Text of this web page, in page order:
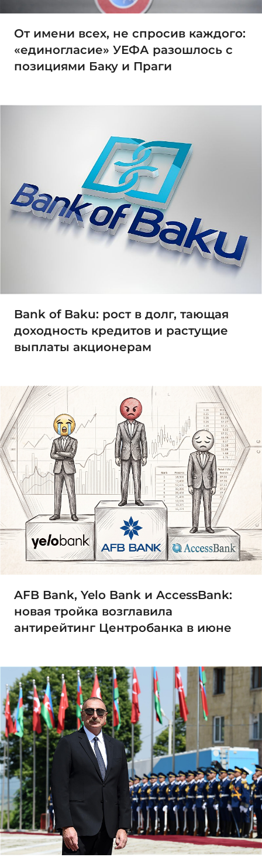
От имени всех, не спросив каждого:
«единогласие» УЕФА разошлось с
позициями Баку и Праги
Bank of Baku: рост в долг, тающая
доходность кредитов и растущие
выплаты акционерам
AFB Bank, Yelo Bank и AccessBank:
новая тройка возглавила
антирейтинг Центробанка в июне